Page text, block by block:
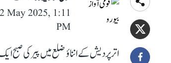
May 2025, 1:11
PM
اتر پردیش کے انناؤ ضلع میں پیر کی صبح